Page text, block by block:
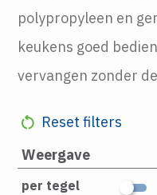
polypropyleen en
keukens goed
vervangen zonder
Reset filters
Weergave
per tegel